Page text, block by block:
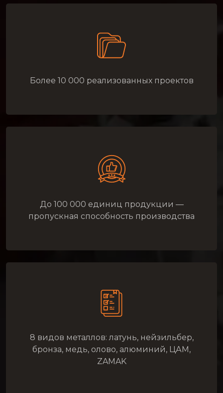
Более 10 000 реализованных проектов
До 100 000 единиц продукции —
пропускная способность производства
8 видов металлов: латунь, нейзильбер,
бронза, медь, олово, алюминий, ЦАМ,
ZAMAK